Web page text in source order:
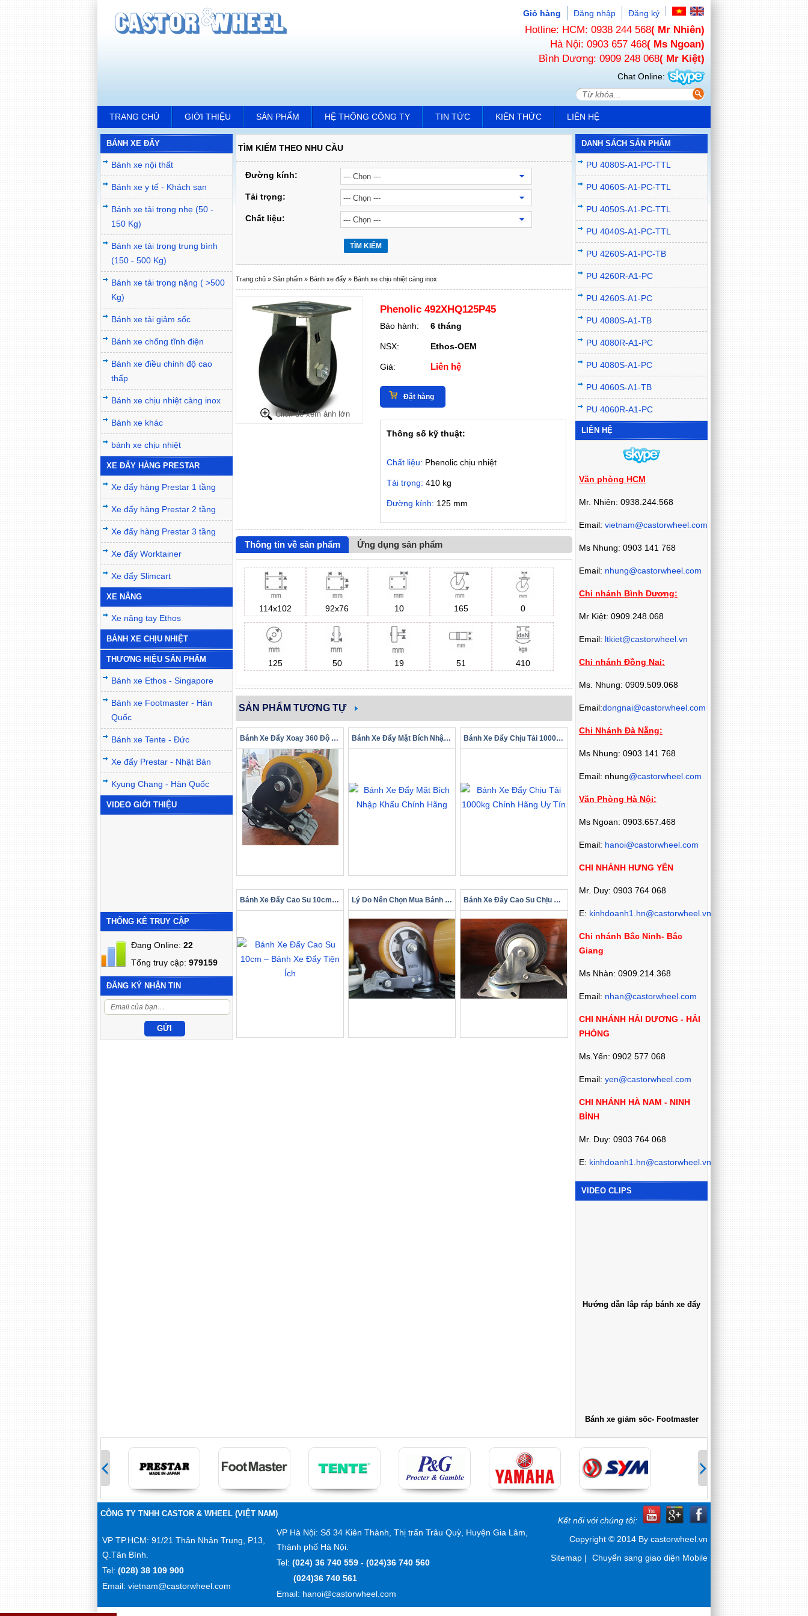
Đăng nhập Đăng ký
Giỏ hàng
Hotline: HCM: 0938 244 568( Mr Nhiên)
Hà Nội: 0903 657 468( Ms Ngoan)
Bình Dương: 0909 248 068( Mr Kiệt)
Chat Online:
TRANG CHỦ GIỚI THIỆU SẢN PHẨM HỆ THỐNG CÔNG TY TIN TỨC KIẾN THỨC LIÊN HỆ
BÁNH XE ĐẨY
Bánh xe nội thất
Bánh xe y tế - Khách sạn
Bánh xe tải trọng nhẹ (50 -
150 Kg)
Bánh xe tải trọng trung bình
(150 - 500 Kg)
Bánh xe tải trọng nặng ( >500
Kg)
Bánh xe tải giảm sốc
Bánh xe chống tĩnh điện
Bánh xe điều chỉnh độ cao
thấp
Bánh xe chịu nhiệt càng inox
Bánh xe khác
bánh xe chịu nhiệt
XE ĐẨY HÀNG PRESTAR
Xe đẩy hàng Prestar 1 tầng
Xe đẩy hàng Prestar 2 tầng
Xe đẩy hàng Prestar 3 tầng
Xe đẩy Worktainer
Xe đẩy Slimcart
XE NÂNG
Xe nâng tay Ethos
BÁNH XE CHỊU NHIỆT
THƯƠNG HIỆU SẢN PHẨM
Bánh xe Ethos - Singapore
Bánh xe Footmaster - Hàn
Quốc
Bánh xe Tente - Đức
Xe đẩy Prestar - Nhật Bản
Kyung Chang - Hàn Quốc
VIDEO GIỚI THIỆU
THỐNG KÊ TRUY CẬP
Đang Online: 22
Tổng truy cập: 979159
ĐĂNG KÝ NHẬN TIN
TÌM KIẾM THEO NHU CẦU
Đường kính:
Tải trọng:
Chất liệu:
TÌM KIẾM
Trang chủ » Sản phẩm » Bánh xe đẩy » Bánh xe chịu nhiệt càng inox
Click để xem ảnh lớn
Phenolic 492XHQ125P45
Bảo hành: 6 tháng
NSX: Ethos-OEM
Giá: Liên hệ
Đặt hàng
Thông số kỹ thuật:
Chất liệu: Phenolic chịu nhiệt
Tải trọng: 410 kg
Đường kính: 125 mm
Thông tin về sản phẩm Ứng dụng sản phẩm
114x102 92x76 10 165 0
125 50 19 51 410
SẢN PHẨM TƯƠNG TỰ
Bánh Xe Đẩy Xoay 360 Độ Chính Hãng Phân Phối Toàn Quốc Bánh Xe Đẩy Mặt Bích Nhập Khẩu Chính Hãng Bánh Xe Đẩy Chịu Tải 1000kg Chính Hãng Uy Tín
Bánh Xe Đẩy Cao Su 10cm – Bánh Xe Đẩy Tiện Ích Lý Do Nên Chọn Mua Bánh Xe Chịu Lực Có Khóa Bánh Xe Đẩy Cao Su Chịu Tải Chính Hãng
DANH SÁCH SẢN PHẨM
PU 4080S-A1-PC-TTL
PU 4060S-A1-PC-TTL
PU 4050S-A1-PC-TTL
PU 4040S-A1-PC-TTL
PU 4260S-A1-PC-TB
PU 4260R-A1-PC
PU 4260S-A1-PC
PU 4080S-A1-TB
PU 4080R-A1-PC
PU 4080S-A1-PC
PU 4060S-A1-TB
PU 4060R-A1-PC
LIÊN HỆ
Văn phòng HCM
Mr. Nhiên: 0938.244.568
Email: vietnam@castorwheel.com
Ms Nhung: 0903 141 768
Email: nhung@castorwheel.com
Chi nhánh Bình Dương:
Mr Kiệt: 0909.248.068
Email: ltkiet@castorwheel.vn
Chi nhánh Đồng Nai:
Ms. Nhung: 0909.509.068
Email:dongnai@castorwheel.com
Chi Nhánh Đà Nẵng:
Ms Nhung: 0903 141 768
Email: nhung@castorwheel.com
Văn Phòng Hà Nội:
Ms Ngoan: 0903.657.468
Email: hanoi@castorwheel.com
CHI NHÁNH HƯNG YÊN
Mr. Duy: 0903 764 068
E: kinhdoanh1.hn@castorwheel.vn
Chi nhánh Bắc Ninh- Bắc
Giang
Ms Nhàn: 0909.214.368
Email: nhan@castorwheel.com
CHI NHÁNH HẢI DƯƠNG - HẢI
PHÒNG
Ms.Yến: 0902 577 068
Email: yen@castorwheel.com
CHI NHÁNH HÀ NAM - NINH
BÌNH
Mr. Duy: 0903 764 068
E: kinhdoanh1.hn@castorwheel.vn
VIDEO CLIPS
Hướng dẫn lắp ráp bánh xe đẩy
Bánh xe giảm sốc- Footmaster
CÔNG TY TNHH CASTOR & WHEEL (VIỆT NAM)
VP TP.HCM: 91/21 Thân Nhân Trung, P13,
Q.Tân Bình.
Tel: (028) 38 109 900
Email: vietnam@castorwheel.com
VP Hà Nội: Số 34 Kiên Thành, Thị trấn Trâu Quỳ, Huyện Gia Lâm,
Thành phố Hà Nội.
Tel: (024) 36 740 559 - (024)36 740 560
(024)36 740 561
Email: hanoi@castorwheel.com
Kết nối với chúng tôi:
Copyright © 2014 By castorwheel.vn
Sitemap | Chuyển sang giao diện Mobile